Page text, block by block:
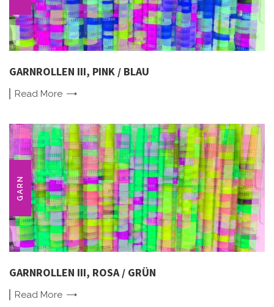
GARNROLLEN III, PINK / BLAU
Read More
GARN
GARNROLLEN III, ROSA / GRÜN
Read More